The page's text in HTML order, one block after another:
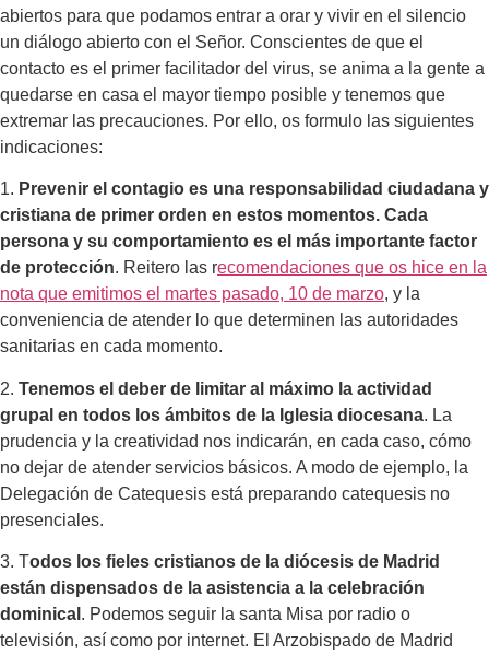
abiertos para que podamos entrar a orar y vivir en el silencio
un diálogo abierto con el Señor. Conscientes de que el
contacto es el primer facilitador del virus, se anima a la gente a
quedarse en casa el mayor tiempo posible y tenemos que
extremar las precauciones. Por ello, os formulo las siguientes
indicaciones:
1. Prevenir el contagio es una responsabilidad ciudadana y
cristiana de primer orden en estos momentos. Cada
persona y su comportamiento es el más importante factor
de protección. Reitero las recomendaciones que os hice en la
nota que emitimos el martes pasado, 10 de marzo, y la
conveniencia de atender lo que determinen las autoridades
sanitarias en cada momento.
2. Tenemos el deber de limitar al máximo la actividad
grupal en todos los ámbitos de la Iglesia diocesana. La
prudencia y la creatividad nos indicarán, en cada caso, cómo
no dejar de atender servicios básicos. A modo de ejemplo, la
Delegación de Catequesis está preparando catequesis no
presenciales.
3. Todos los fieles cristianos de la diócesis de Madrid
están dispensados de la asistencia a la celebración
dominical . Podemos seguir la santa Misa por radio o
televisión, así como por internet. El Arzobispado de Madrid